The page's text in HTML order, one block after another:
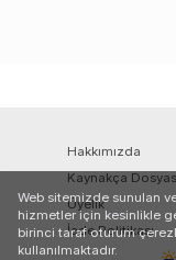
Hakkımızda
Kaynakça
Üyelik
İade Politikası
Web sitemizde sunulan
hizmetler için kesinlikle
birinci taraf oturum
kullanılmaktadır.